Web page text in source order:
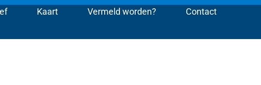
Kaart Vermeld worden? Contact